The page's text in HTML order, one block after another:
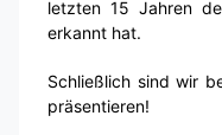
letzten 15 Jahren
erkannt hat.
Schließlich sind wir
präsentieren!